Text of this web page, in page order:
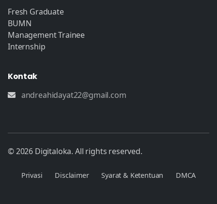
Fresh Graduate
BUMN
Management Trainee
Internship
Kontak
andreahidayat22@gmail.com
© 2026 Digitaloka. All rights reserved.
Privasi Disclaimer Syarat & Ketentuan DMCA